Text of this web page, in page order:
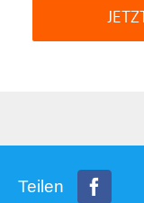
Teilen